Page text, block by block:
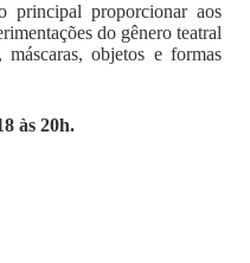
principal proporcionar aos
do gênero teatral
máscaras, objetos e formas
às 20h.